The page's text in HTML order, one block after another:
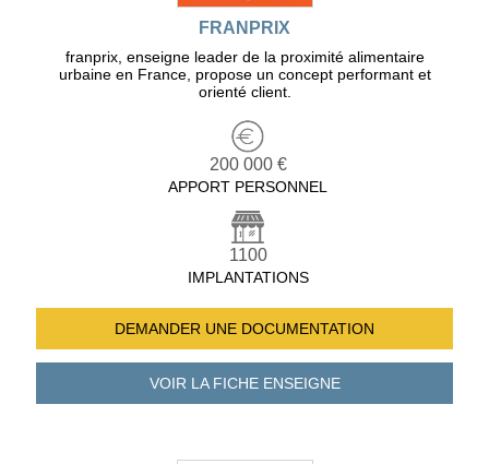
FRANPRIX
franprix, enseigne leader de la proximité alimentaire
urbaine en France, propose un concept performant et
orienté client.
200 000 €
APPORT PERSONNEL
1100
IMPLANTATIONS
DEMANDER UNE DOCUMENTATION
VOIR LA FICHEENSEIGNE